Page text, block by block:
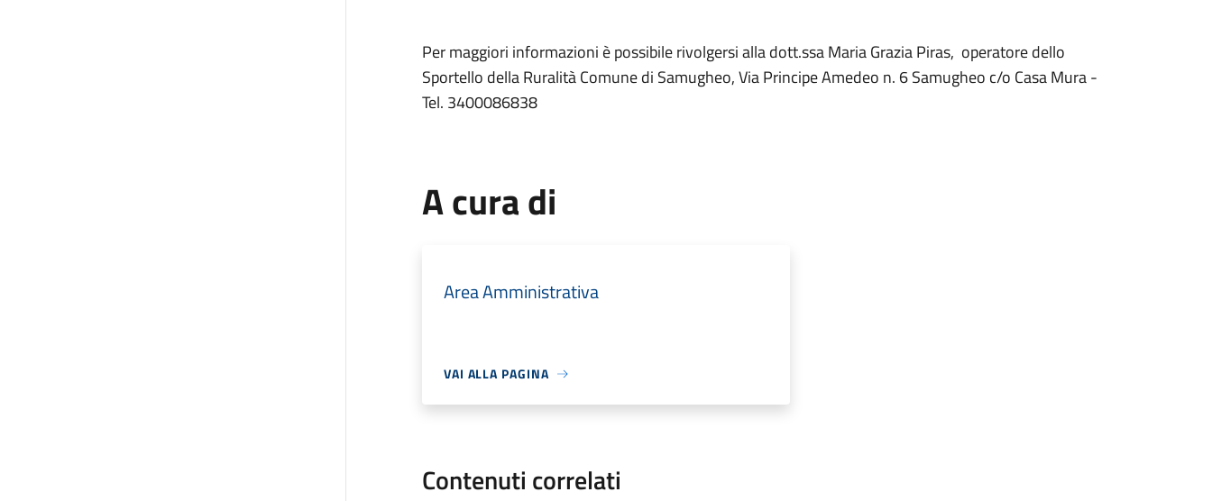
Per maggiori informazioni è possibile rivolgersi alla dott.ssa Maria Grazia Piras, operatore dello
Sportello della Ruralità Comune di Samugheo, Via Principe Amedeo n. 6 Samugheo c/o Casa Mura -
Tel. 3400086838
A cura di
Area Amministrativa
VAI ALLA PAGINA
Contenuti correlati